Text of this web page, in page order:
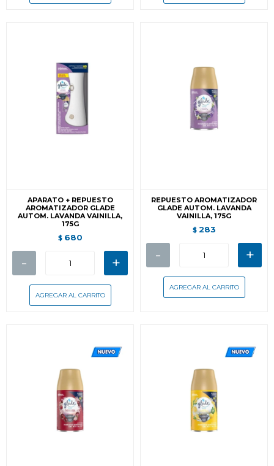
APARATO + REPUESTO
AROMATIZADOR GLADE
AUTOM. LAVANDA VAINILLA,
175G
$ 680
- +
REPUESTO AROMATIZADOR
GLADE AUTOM. LAVANDA
VAINILLA, 175G
$ 283
- +